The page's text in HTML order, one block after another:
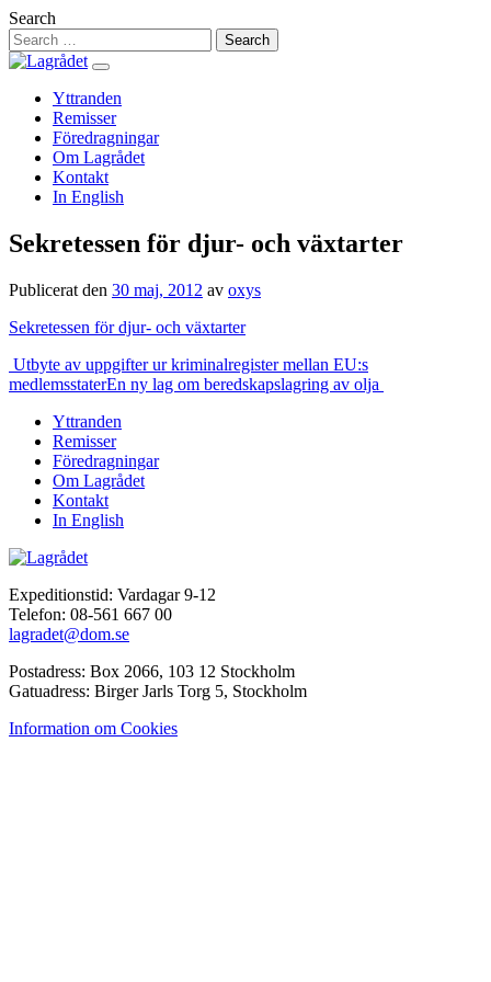
Hoppa
till
innehåll
Search
Yttranden
Remisser
Föredragningar
Om Lagrådet
Kontakt
In English
Sekretessen för djur- och växtarter
Publicerat den 30 maj, 2012 av oxys
Sekretessen för djur- och växtarter
Inläggsnavigering
Utbyte av uppgifter ur kriminalregister mellan EU:s
medlemsstaterEn ny lag om beredskapslagring av olja
Yttranden
Remisser
Föredragningar
Om Lagrådet
Kontakt
In English
Expeditionstid: Vardagar 9-12
Telefon: 08-561 667 00
lagradet@dom.se
Postadress: Box 2066, 103 12 Stockholm
Gatuadress: Birger Jarls Torg 5, Stockholm
Information om Cookies